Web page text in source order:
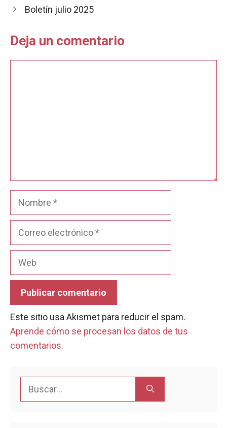
o
p
Boletín julio 2025
Deja un comentario
Nombre
Este sitio usa Akismet para reducir el spam.
Aprende cómo se procesan los datos de tus
comentarios.